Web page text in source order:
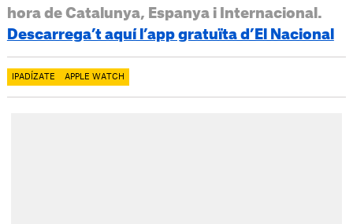
hora de Catalunya, Espanya i Internacional.
Descarrega’t aquí l’app gratuïta d’El Nacional
IPADÍZATE APPLE WATCH